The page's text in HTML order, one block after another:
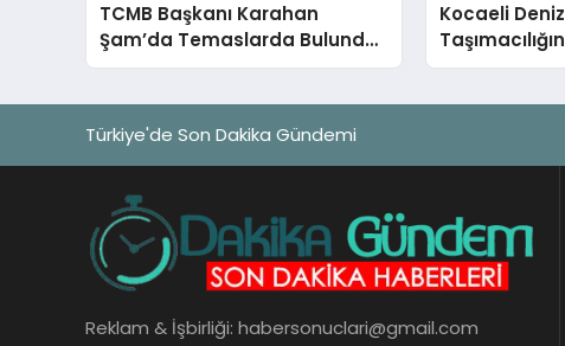
TCMB Başkanı Karahan
Şam’da Temaslarda Bulundu
Karşılıklı Mevduat Anlaşması
Kocaeli
Yarısında
Türkiye'de Son Dakika Gündemi
Reklam & İşbirliği: habersonuclari@gmail.com